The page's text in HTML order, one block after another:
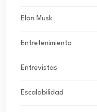
Elon Musk
Entretenimiento
Entrevistas
Escalabilidad